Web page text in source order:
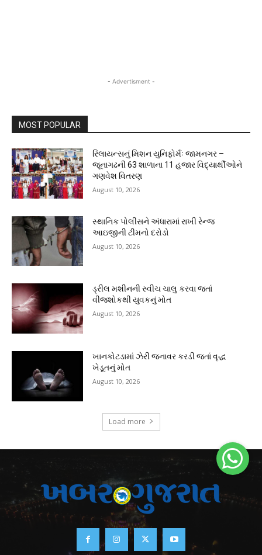
- Advertisment -
MOST POPULAR
રિલાયન્સનું મિશન યુનિફોર્મઃ જામનગર –
જૂનાગઢની 63 શાળાના 11 હજાર વિદ્યાર્થીઓને
ગણવેશ વિતરણ
August 10, 2026
સ્થાનિક પોલીસને અંધારામાં રાખી રેન્જ
આઇજીની ટીમનો દરોડો
August 10, 2026
ડ્રીલ મશીનની સ્વીચ ચાલુ કરવા જતાં
વીજશોકથી યુવકનું મોત
August 10, 2026
ખાનકોટડામાં ઝેરી જનાવર કરડી જતાં વૃદ્ધ
ખેડૂતનું મોત
August 10, 2026
Load more